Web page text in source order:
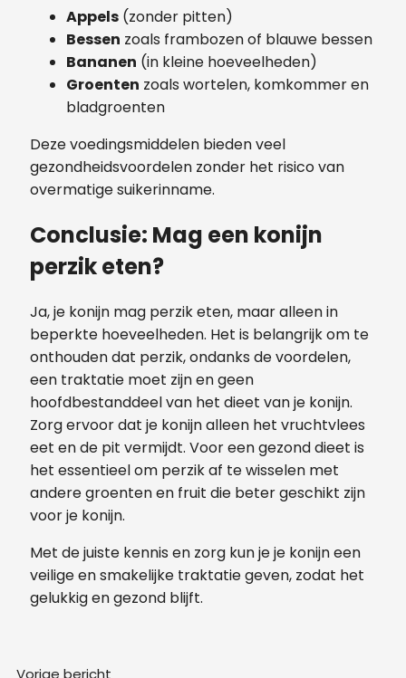
Appels (zonder pitten)
Bessen zoals frambozen of blauwe bessen
Bananen (in kleine hoeveelheden)
Groenten zoals wortelen, komkommer en
bladgroenten
Deze voedingsmiddelen bieden veel
gezondheidsvoordelen zonder het risico van
overmatige suikerinname.
Conclusie: Mag een konijn
perzik eten?
Ja, je konijn mag perzik eten, maar alleen in
beperkte hoeveelheden. Het is belangrijk om te
onthouden dat perzik, ondanks de voordelen,
een traktatie moet zijn en geen
hoofdbestanddeel van het dieet van je konijn.
Zorg ervoor dat je konijn alleen het vruchtvlees
eet en de pit vermijdt. Voor een gezond dieet is
het essentieel om perzik af te wisselen met
andere groenten en fruit die beter geschikt zijn
voor je konijn.
Met de juiste kennis en zorg kun je je konijn een
veilige en smakelijke traktatie geven, zodat het
gelukkig en gezond blijft.
Vorige bericht